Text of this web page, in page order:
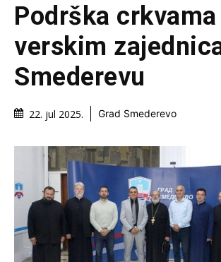
Podrška
verskim
Smederevu
22. jul 2025. Grad Smederevo